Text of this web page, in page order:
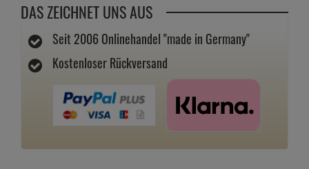
DAS ZEICHNET UNS AUS
Seit 2006 Onlinehandel "made in Germany"
Kostenloser Rückversand